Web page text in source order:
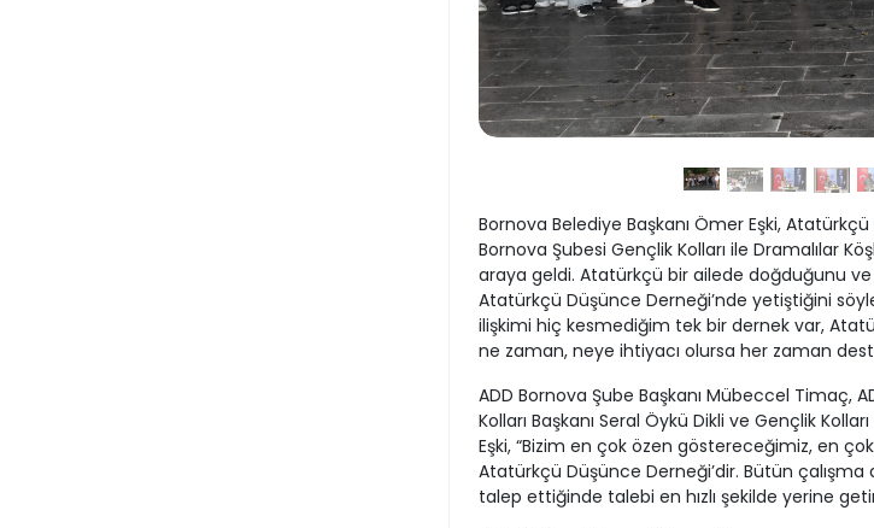
Bornova Belediye Başkanı Ömer Eşki,
Bornova Şubesi Gençlik Kolları ile Dramalılar
araya geldi. Atatürkçü bir ailede doğduğunu ve
Atatürkçü Düşünce Derneği’nde yetiştiğini
ilişkimi hiç kesmediğim tek bir dernek var,
ne zaman, neye ihtiyacı olursa her zaman
ADD Bornova Şube Başkanı Mübeccel Timaç,
Kolları Başkanı Seral Öykü Dikli ve Gençlik
Eşki, “Bizim en çok özen göstereceğimiz, en
Atatürkçü Düşünce Derneği’dir. Bütün çalışma
talep ettiğinde talebi en hızlı şekilde yerine